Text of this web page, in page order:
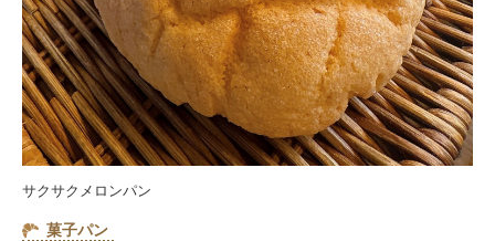
サクサクメロンパン
菓子パン